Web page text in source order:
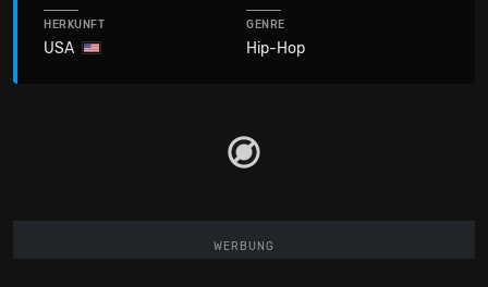
HERKUNFT
USA
GENRE
Hip-Hop
WERBUNG